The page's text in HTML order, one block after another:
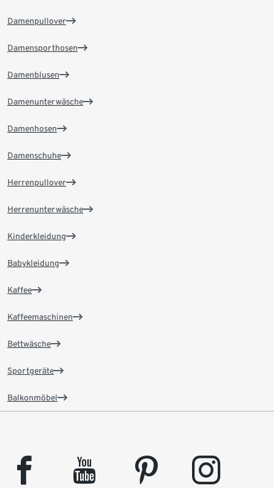
Damenpullover
Damensporthosen
Damenblusen
Damenunterwäsche
Damenhosen
Damenschuhe
Herrenpullover
Herrenunterwäsche
Kinderkleidung
Babykleidung
Kaffee
Kaffeemaschinen
Bettwäsche
Sportgeräte
Balkonmöbel
facebook youtube pinterest instagram